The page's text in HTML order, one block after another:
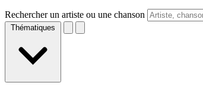
Rechercher un artiste ou une chanson
Thématiques